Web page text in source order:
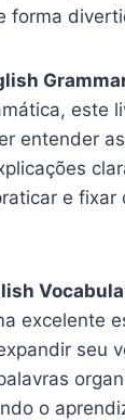
forma
este
entender
e fixar
excelente
seu
o